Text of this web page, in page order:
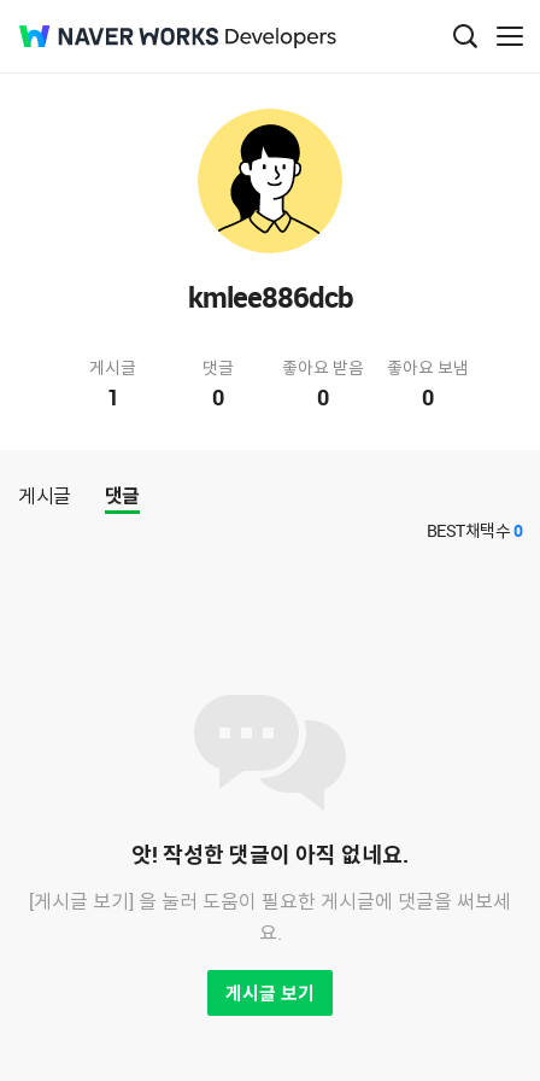
kmlee886dcb
게시글
1
댓글
0
좋아요 받음
0
좋아요 보냄
0
게시글 댓글
BEST채택수0
앗! 작성한 댓글이 아직 없네요.
[게시글 보기] 을 눌러 도움이 필요한 게시글에 댓글을 써보세
요.
게시글 보기